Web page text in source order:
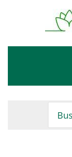
contenido
por: